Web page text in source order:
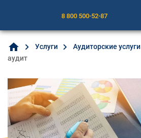
8 800 500-52-87
home Услуги Аудиторские услуги
аудит